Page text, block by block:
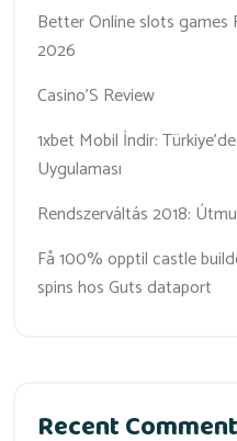
Better Online slots games
2026
Casino’S Review
1xbet Mobil İndir:
Uygulaması
Rendszerváltás 2018:
Få 100% opptil castle
spins hos Guts dataport
Recent